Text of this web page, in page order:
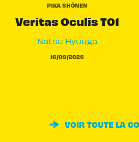
PIKA SHÔNEN
Veritas Oculis T01
Natsu Hyuuga
16/09/2026
VOIR TOUTE LA